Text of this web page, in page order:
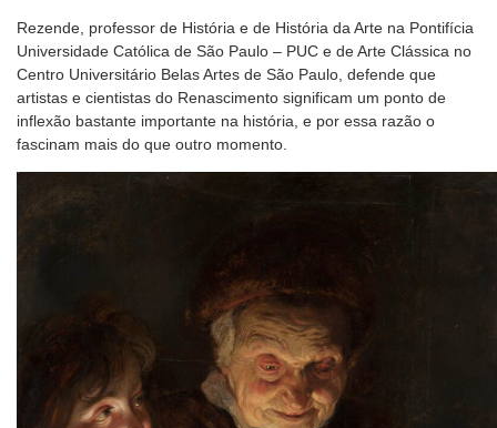
Rezende, professor de História e de História da Arte na Pontifícia
Universidade Católica de São Paulo – PUC e de Arte Clássica no
Centro Universitário Belas Artes de São Paulo, defende que
artistas e cientistas do Renascimento significam um ponto de
inflexão bastante importante na história, e por essa razão o
fascinam mais do que outro momento.